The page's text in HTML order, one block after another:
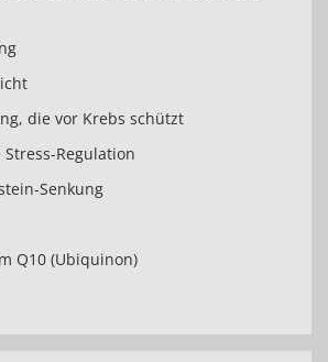
die vor Krebs schützt
Regulation
Senkung
Q10 (Ubiquinon)